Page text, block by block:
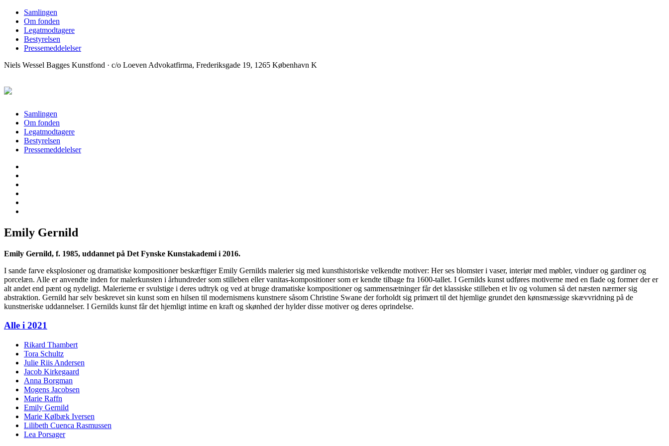
Samlingen
Om fonden
Legatmodtagere
Bestyrelsen
Pressemeddelelser
Niels Wessel Bagges Kunstfond · c/o Loeven Advokatfirma, Frederiksgade 19, 1265 København K
Samlingen
Om fonden
Legatmodtagere
Bestyrelsen
Pressemeddelelser
Emily Gernild
Emily Gernild, f. 1985, uddannet på Det Fynske Kunstakademi i 2016.
I sande farve eksplosioner og dramatiske kompositioner beskæftiger Emily Gernilds malerier sig med kunsthistoriske velkendte motiver: Her ses blomster i vaser, interiør med møbler, vinduer og gardiner og
porcelæn. Alle er anvendte inden for malerkunsten i århundreder som stilleben eller vanitas-kompositioner som er kendte tilbage fra 1600-tallet. I Gernilds kunst udføres motiverne med en flade og former der er
alt andet end pænt og nydeligt. Malerierne er svulstige i deres udtryk og ved at bruge dramatiske kompositioner og sammensætninger får det klassiske stilleben et liv og volumen så det næsten nærmer sig
abstraktion. Gernild har selv beskrevet sin kunst som en hilsen til modernismens kunstnere såsom Christine Swane der forholdt sig primært til det hjemlige grundet den kønsmæssige skævvridning på de
kunstneriske uddannelser. I Gernilds kunst får det hjemligt intime en kraft og skønhed der hylder disse motiver og deres oprindelse.
Alle i 2021
Rikard Thambert
Tora Schultz
Julie Riis Andersen
Jacob Kirkegaard
Anna Borgman
Mogens Jacobsen
Marie Raffn
Emily Gernild
Marie Kølbæk Iversen
Lilibeth Cuenca Rasmussen
Lea Porsager